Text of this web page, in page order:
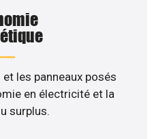
les panneaux posés
en électricité et la
surplus.